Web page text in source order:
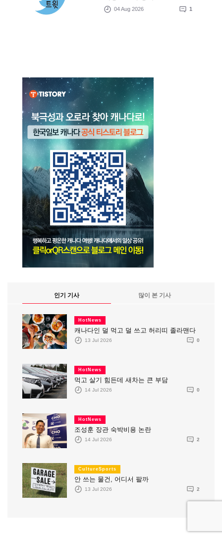
04 Aug 2026 1
인기 기사 많이 본 기사
HotNews
캐나다인 덜 먹고 덜 쓰고 허리띠 졸라맨다
13 Jul 2026 0
HotNews
먹고 살기 힘든데 새차는 큰 부담
14 Jul 2026 0
HotNews
조성훈 장관 숙박비용 논란
14 Jul 2026 2
CultureSports
안 쓰는 물건, 어디서 팔까
13 Jul 2026 2